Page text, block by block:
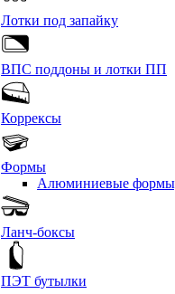
Лотки под запайку
ВПС поддоны и лотки ПП
Коррексы
Формы
Алюминиевые формы,
Ланч-боксы
ПЭТ бутылки